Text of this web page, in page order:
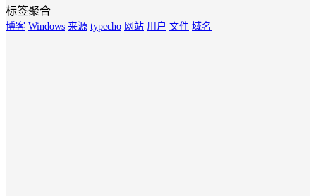
标签聚合
博客 Windows 来源 typecho 网站 用户 文件 域名